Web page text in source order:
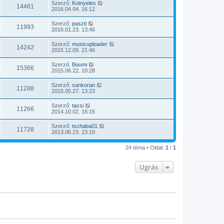
14461 Szerző: Kotnyeles
2016.04.04. 16:12
11993 Szerző: paszti
2016.01.23. 13:46
14242 Szerző: musicuploader
2015.12.09. 21:46
15366 Szerző: Boomi
2015.06.22. 10:28
11288 Szerző: sankoran
2015.05.27. 13:23
11266 Szerző: tacsi
2014.10.02. 16:15
11728 Szerző: tschaba01
2013.06.23. 23:10
24 téma • Oldal: 1 / 1
Ugrás